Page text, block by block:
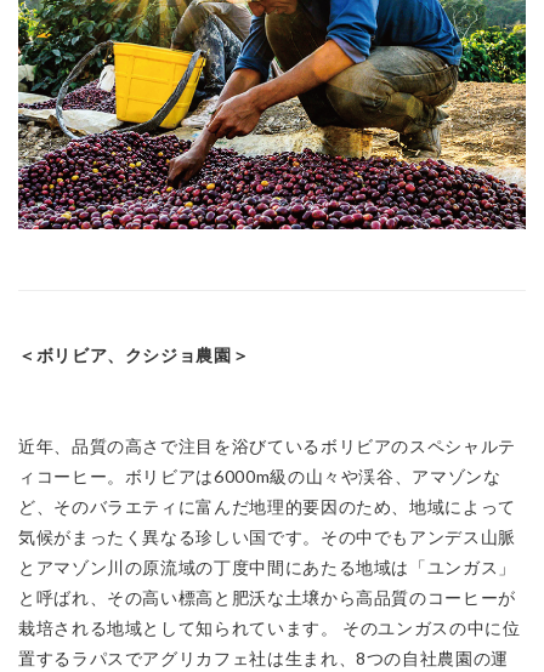
＜ボリビア、クシジョ農園＞
近年、品質の高さで注目を浴びているボリビアのスペシャルテ
ィコーヒー。ボリビアは6000m級の山々や渓谷、アマゾンな
ど、そのバラエティに富んだ地理的要因のため、地域によって
気候がまったく異なる珍しい国です。その中でもアンデス山脈
とアマゾン川の原流域の丁度中間にあたる地域は「ユンガス」
と呼ばれ、その高い標高と肥沃な土壌から高品質のコーヒーが
栽培される地域として知られています。 そのユンガスの中に位
置するラパスでアグリカフェ社は生まれ、8つの自社農園の運